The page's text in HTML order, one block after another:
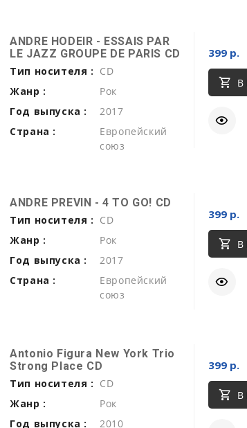
ANDRE HODEIR - ESSAIS PAR
LE JAZZ GROUPE DE PARIS CD
Тип носителя : CD
Жанр :
Рок
Год выпуска :
2017
Страна :
Европейский
союз
399 р.
В
ANDRE PREVIN - 4 TO GO! CD
Тип носителя : CD
Жанр :
Рок
Год выпуска :
2017
Страна :
Европейский
союз
399 р.
В
Antonio Figura New York Trio
Strong Place CD
Тип носителя : CD
Жанр :
Рок
Год выпуска :
2010
399 р.
В